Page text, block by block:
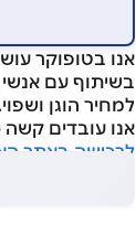
אנו בטופוקר
בשיתוף עם אנשי
למחיר הוגן ושפוי.
אנו עובדים
לרכישה באתר